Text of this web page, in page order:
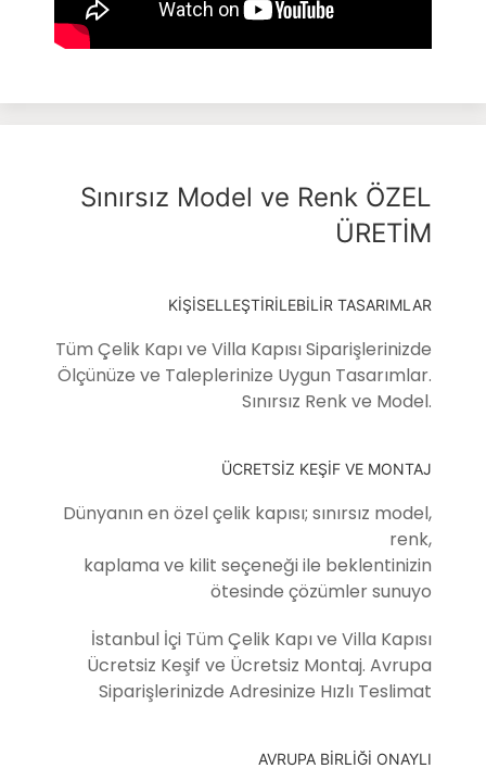
Sınırsız Model ve Renk ÖZEL
ÜRETİM
KİŞİSELLEŞTİRİLEBİLİR TASARIMLAR
Tüm Çelik Kapı ve Villa Kapısı Siparişlerinizde
Ölçünüze ve Taleplerinize Uygun Tasarımlar.
Sınırsız Renk ve Model.
ÜCRETSİZ KEŞİF VE MONTAJ
Dünyanın en özel çelik kapısı; sınırsız model,
renk,
kaplama ve kilit seçeneği ile beklentinizin
ötesinde çözümler sunuyo
İstanbul İçi Tüm Çelik Kapı ve Villa Kapısı
Ücretsiz Keşif ve Ücretsiz Montaj. Avrupa
Siparişlerinizde Adresinize Hızlı Teslimat
AVRUPA BİRLİĞİ ONAYLI